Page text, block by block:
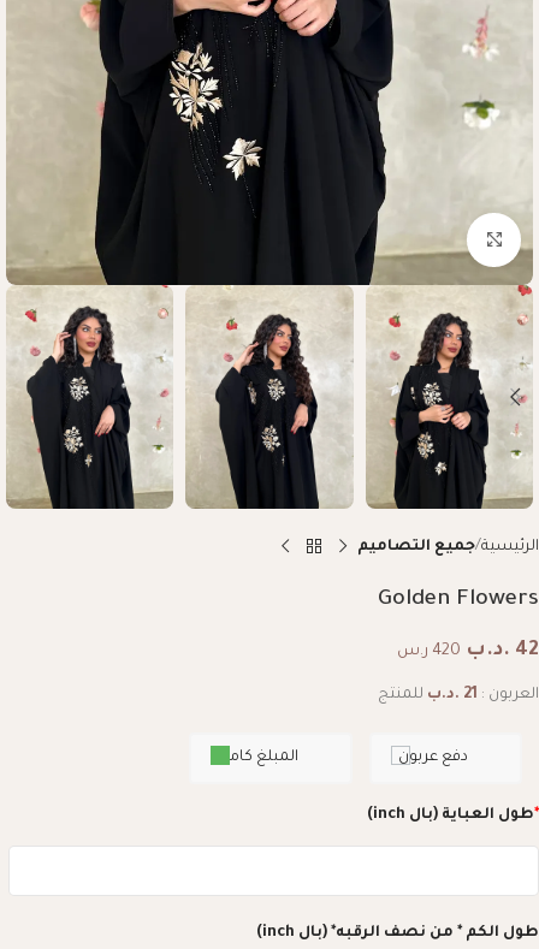
Click to enlarge
الرئيسية جميع التصاميم
Golden Flowers
42 .د.ب 420 ر.س
العربون : 21 .د.ب للمنتج
المبلغ كامل دفع عربون
*طول العباية (بال inch)
طول الكم * من نصف الرقبه* (بال inch)